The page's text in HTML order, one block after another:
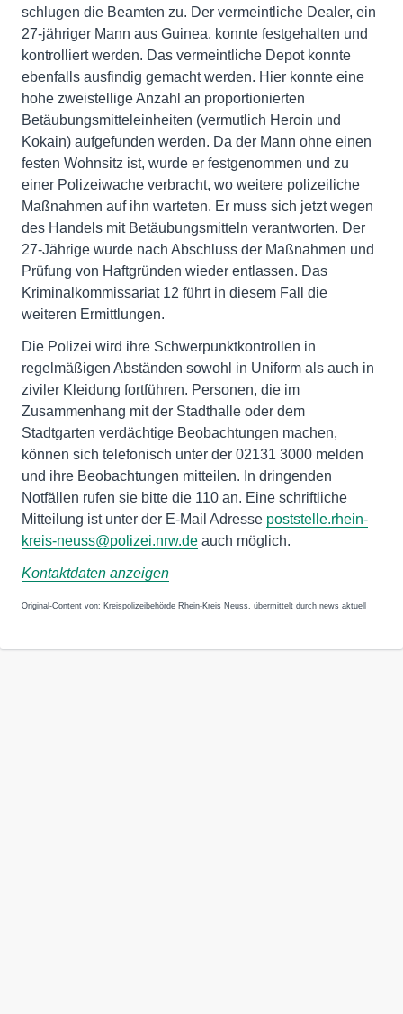
schlugen die Beamten zu. Der vermeintliche Dealer, ein
27-jähriger Mann aus Guinea, konnte festgehalten und
kontrolliert werden. Das vermeintliche Depot konnte
ebenfalls ausfindig gemacht werden. Hier konnte eine
hohe zweistellige Anzahl an proportionierten
Betäubungsmitteleinheiten (vermutlich Heroin und
Kokain) aufgefunden werden. Da der Mann ohne einen
festen Wohnsitz ist, wurde er festgenommen und zu
einer Polizeiwache verbracht, wo weitere polizeiliche
Maßnahmen auf ihn warteten. Er muss sich jetzt wegen
des Handels mit Betäubungsmitteln verantworten. Der
27-Jährige wurde nach Abschluss der Maßnahmen und
Prüfung von Haftgründen wieder entlassen. Das
Kriminalkommissariat 12 führt in diesem Fall die
weiteren Ermittlungen.
Die Polizei wird ihre Schwerpunktkontrollen in
regelmäßigen Abständen sowohl in Uniform als auch in
ziviler Kleidung fortführen. Personen, die im
Zusammenhang mit der Stadthalle oder dem
Stadtgarten verdächtige Beobachtungen machen,
können sich telefonisch unter der 02131 3000 melden
und ihre Beobachtungen mitteilen. In dringenden
Notfällen rufen sie bitte die 110 an. Eine schriftliche
Mitteilung ist unter der E-Mail Adresse poststelle.rhein-
kreis-neuss@polizei.nrw.de auch möglich.
Kontaktdaten anzeigen
Original-Content von: Kreispolizeibehörde Rhein-Kreis Neuss, übermittelt durch news aktuell